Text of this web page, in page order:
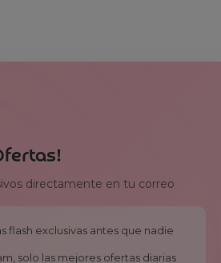
directamente en tu correo
flash exclusivas antes que nadie
solo las mejores ofertas diarias